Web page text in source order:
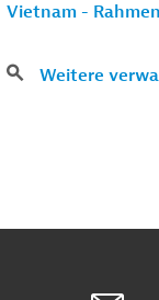
Vietnam -
Weitere